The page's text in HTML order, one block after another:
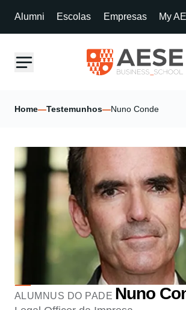
Alumni Escolas Empresas My
Home—Testemunhos—Nuno Conde
ALUMNUS DO PADE Nuno